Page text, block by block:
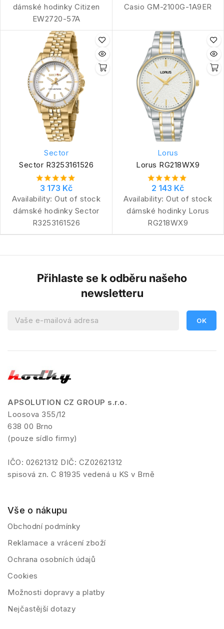
dámské hodinky Citizen
EW2720-57A
Casio GM-2100G-1A9ER
Sector
Sector R3253161526
3 173 Kč
Availability: Out of stock
dámské hodinky Sector
R3253161526
Lorus
Lorus RG218WX9
2 143 Kč
Availability: Out of stock
dámské hodinky Lorus
RG218WX9
Přihlaste se k odběru našeho
newsletteru
APSOLUTION CZ GROUP s.r.o.
Loosova 355/12
638 00 Brno
(pouze sídlo firmy)
IČO: 02621312 DIČ: CZ02621312
spisová zn. C 81935 vedená u KS v Brně
Vše o nákupu
Obchodní podmínky
Reklamace a vrácení zboží
Ochrana osobních údajů
Cookies
Možnosti dopravy a platby
Nejčastější dotazy